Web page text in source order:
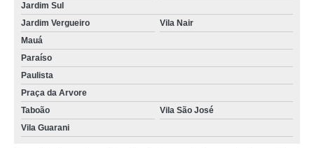
Jardim Sul
Jardim Vergueiro
Vila Nair
Mauá
Paraíso
Paulista
Praça da Arvore
Taboão
Vila São José
Vila Guarani